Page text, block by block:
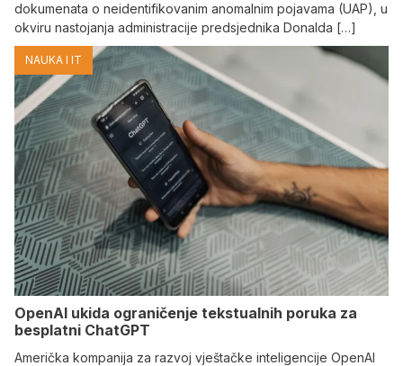
dokumenata o neidentifikovanim anomalnim pojavama (UAP), u
okviru nastojanja administracije predsjednika Donalda […]
NAUKA I IT
OpenAI ukida ograničenje tekstualnih poruka za
besplatni ChatGPT
Američka kompanija za razvoj vještačke inteligencije OpenAI